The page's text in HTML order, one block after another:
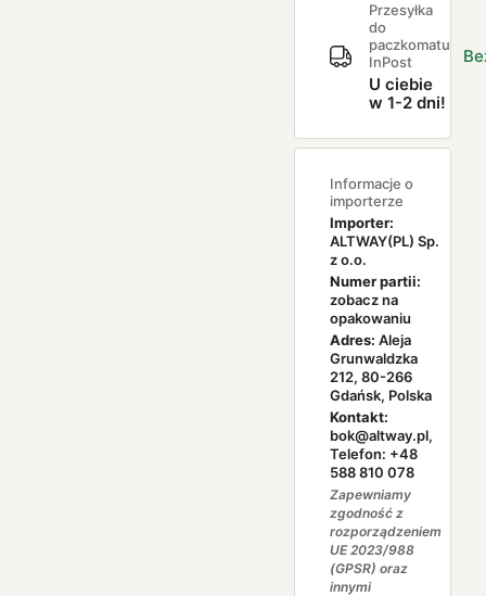
Przesyłka
do
paczkomatu
InPost
U ciebie
w 1-2 dni!
Informacje o
importerze
Importer:
ALTWAY(PL) Sp.
z o.o.
Numer partii:
zobacz na
opakowaniu
Adres: Aleja
Grunwaldzka
212, 80-266
Gdańsk, Polska
Kontakt:
bok@altway.pl,
Telefon: +48
588 810 078
Zapewniamy
zgodność z
rozporządzeniem
UE 2023/988
(GPSR) oraz
innymi